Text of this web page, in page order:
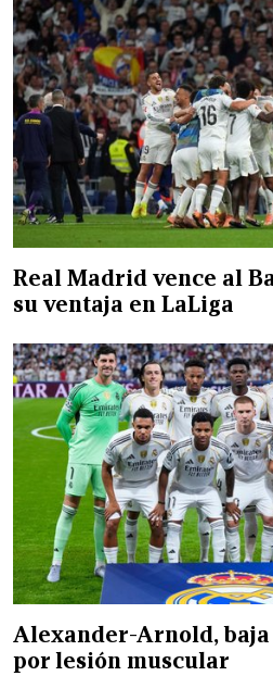
Real Madrid vence al
su ventaja en LaLiga
Alexander-Arnold,
por lesión muscular